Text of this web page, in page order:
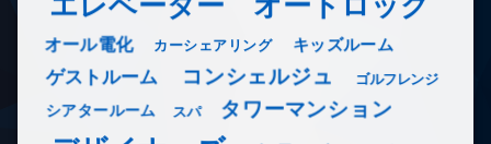
オール電化 カーシェアリング キッズルーム
ゲストルーム コンシェルジュ ゴルフレンジ
シアタールーム スパ タワーマンション